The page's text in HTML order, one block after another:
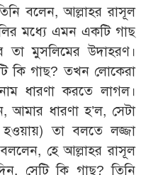
বলেন, আল্লাহর রাসূল
মধ্যে এমন একটি গাছ
মুসলিমের উদাহরণ।
কি গাছ? তখন লোকেরা
নাম ধারণা করতে লাগল।
আমার ধারণা হ’ল, সেটা
তা বলতে লজ্জা
হে আল্লাহর রাসূল
সেটি কি গাছ? তিনি